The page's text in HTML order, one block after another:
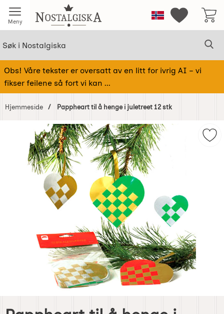
Meny Startsiden for NostalgiskaNorge Mine
Obs! Våre tekster er oversatt av en litt for ivrig AI – vi
fikser feilene så fort vi kan ...
Hjemmeside Pappheart til å henge i juletreet 12 stk